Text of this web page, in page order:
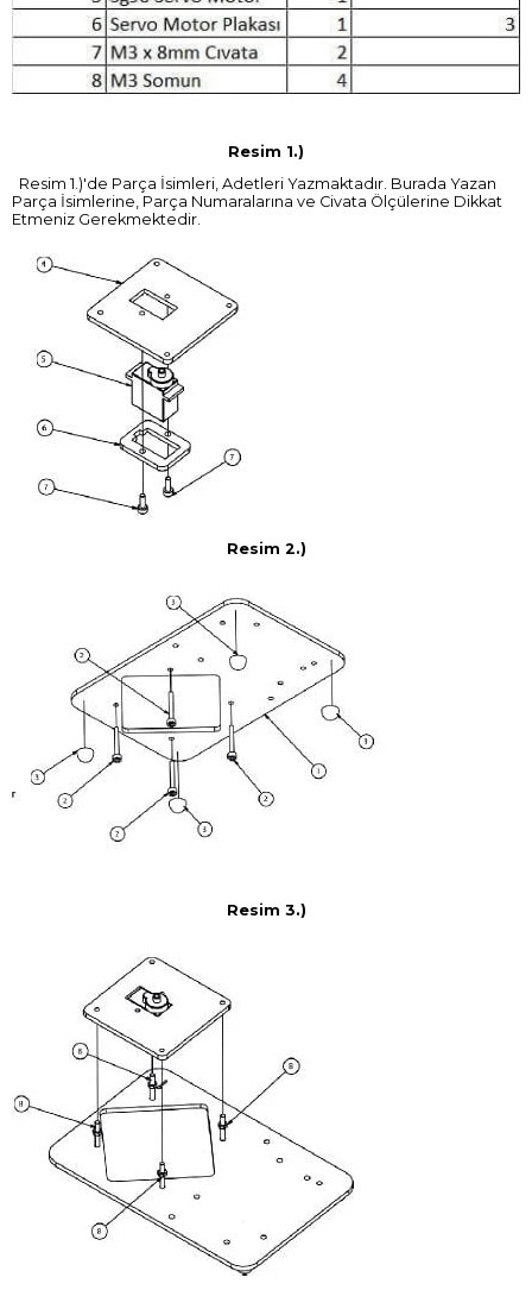
Resim 1.)
Resim 1.)'de Parça İsimleri, Adetleri Yazmaktadır. Burada Yazan
Parça İsimlerine, Parça Numaralarına ve Civata Ölçülerine Dikkat
Etmeniz Gerekmektedir.
Resim 2.)
Resim 3.)